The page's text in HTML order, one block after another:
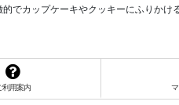
でカップケーキやクッキーにふりかけ
利用案内